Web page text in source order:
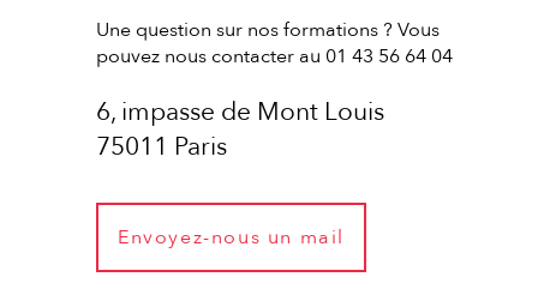
Une question sur nos formations ? Vous
pouvez nous contacter au 01 43 56 64 04
6, impasse de Mont Louis
75011 Paris
Envoyez-nous un mail